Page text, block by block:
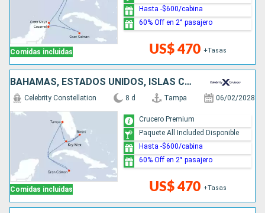
Comidas incluidas US$ 470 +Tasas
Hasta -$600/cabina
60% Off en 2° pasajero
BAHAMAS, ESTADOS UNIDOS, ISLAS CAIMÁN
Comidas incluidas
Celebrity Constellation 8 d Tampa 06/02/2028
US$ 470 +Tasas
Crucero Premium
Paquete All Included Disponible
Hasta -$600/cabina
60% Off en 2° pasajero